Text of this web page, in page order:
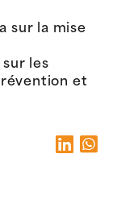
sur la mise
sur les
et